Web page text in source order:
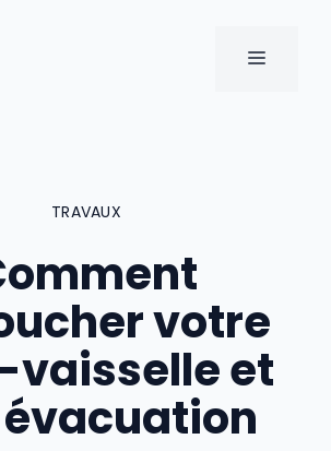
MENU
TRAVAUX
votre
vaisselle et